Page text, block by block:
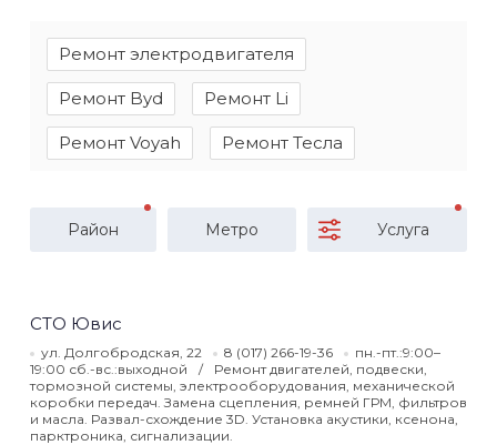
Ремонт электродвигателя
Ремонт Byd Ремонт Li
Ремонт Voyah Ремонт Тесла
Район Метро Услуга
СТО Ювис
ул. Долгобродская, 22 8 (017) 266-19-36
пн.-пт.:9:00–
19:00 сб.-вс.:выходной
Ремонт двигателей, подвески,
тормозной системы, электрооборудования, механической
коробки передач. Замена сцепления, ремней ГРМ, фильтров
и масла. Развал-схождение 3D. Установка акустики, ксенона,
парктроника, сигнализации.